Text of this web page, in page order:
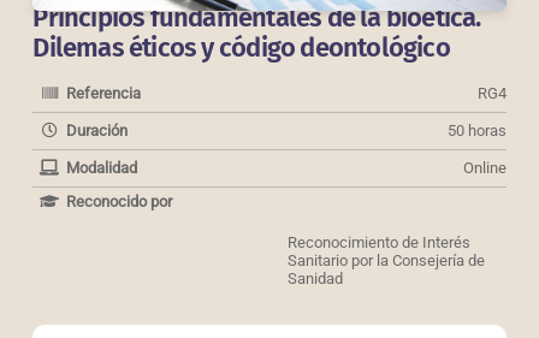
Principios fundamentales de la bioética.
Dilemas éticos y código deontológico
Referencia RG4
Duración 50 horas
Modalidad
Online
Reconocido por
Reconocimiento de Interés
Sanitario por la Consejería de
Sanidad